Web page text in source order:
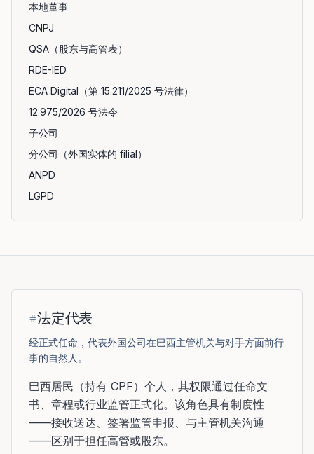
本地董事
CNPJ
QSA（股东与高管表）
RDE-IED
ECA Digital（第 15.211/2025 号法律）
12.975/2026 号法令
子公司
分公司（外国实体的 filial）
ANPD
LGPD
法定代表
经正式任命，代表外国公司在巴西主管机关与对手方面前行
事的自然人。
巴西居民（持有 CPF）个人，其权限通过任命文
书、章程或行业监管正式化。该角色具有制度性
——接收送达、签署监管申报、与主管机关沟通
——区别于担任高管或股东。